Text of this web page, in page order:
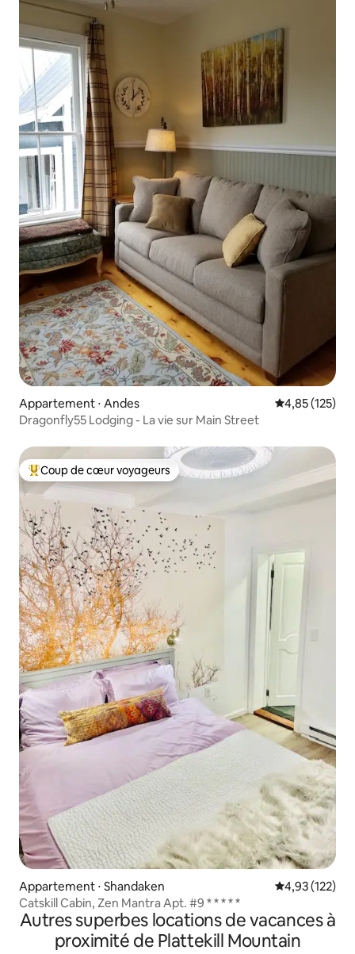
Appartement ⋅ Andes Évaluation
4,85 (125)
Dragonfly55 Lodging - La vie sur Main Street
Coups de cœur voyageurs les plus appréciés
Coup de cœur voyageurs
Appartement ⋅ Shandaken Évaluation
4,93 (122)
Catskill Cabin, Zen Mantra Apt. #9 * * * * *
Autres superbes locations de vacances à
proximité de Plattekill Mountain